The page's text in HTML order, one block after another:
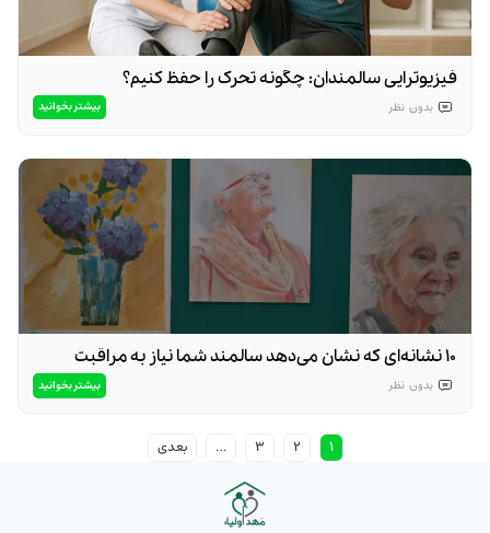
فیزیوتراپی سالمندان: چگونه تحرک را حفظ کنیم؟
بدون نظر بیشتر بخوانید
۱۰ نشانه‌ای که نشان می‌دهد سالمند شما نیاز به مراقبت
تخصصی دارد
بدون نظر بیشتر بخوانید
1
2
3
… بعدی